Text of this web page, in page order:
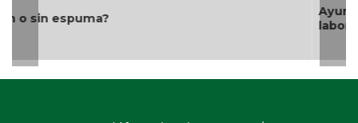
Ayuntamiento e ICATVER fortalecen capacitación
laboral en beneficio de las y los sanandrescanos